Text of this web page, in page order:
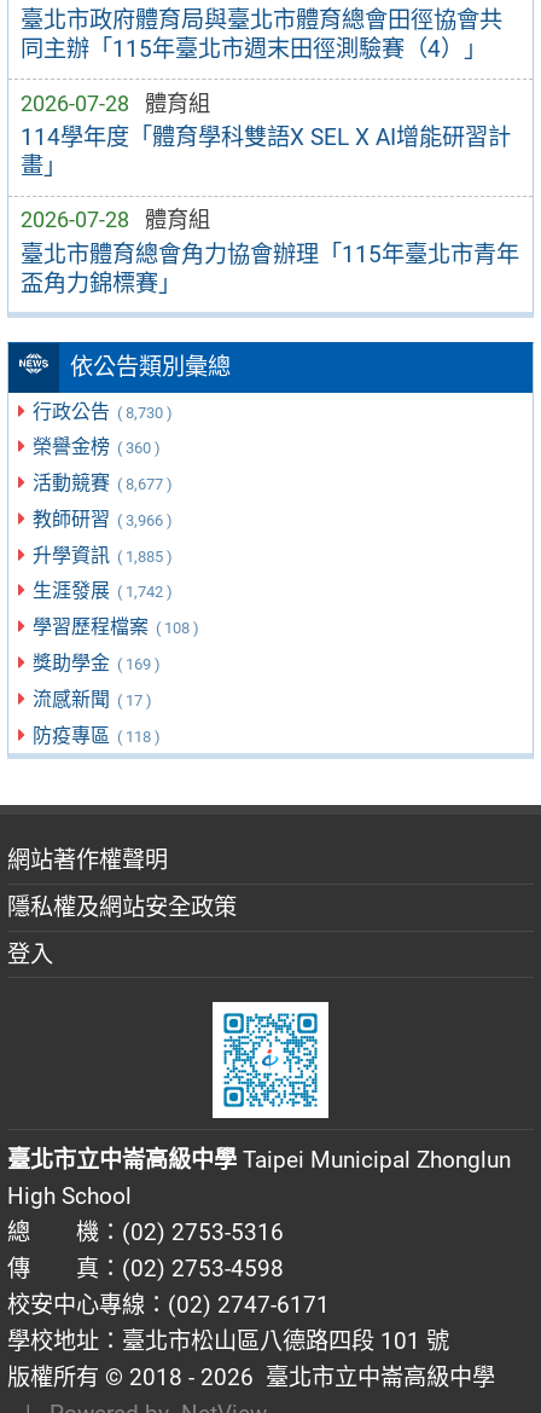
臺北市政府體育局與臺北市體育總會田徑協會共
同主辦「115年臺北市週末田徑測驗賽（4）」
2026-07-28 體育組
114學年度「體育學科雙語X SEL X AI增能研習計
畫」
2026-07-28 體育組
臺北市體育總會角力協會辦理「115年臺北市青年
盃角力錦標賽」
依公告類別彙總
行政公告 ( 8,730 )
榮譽金榜 ( 360 )
活動競賽 ( 8,677 )
教師研習 ( 3,966 )
升學資訊 ( 1,885 )
生涯發展 ( 1,742 )
學習歷程檔案 ( 108 )
獎助學金 ( 169 )
流感新聞 ( 17 )
防疫專區 ( 118 )
網站著作權聲明
隱私權及網站安全政策
登入
臺北市立中崙高級中學 Taipei Municipal Zhonglun
High School
總 機：(02) 2753-5316
傳 真：(02) 2753-4598
校安中心專線：(02) 2747-6171
學校地址：臺北市松山區八德路四段 101 號
版權所有 © 2018 - 2026 臺北市立中崙高級中學